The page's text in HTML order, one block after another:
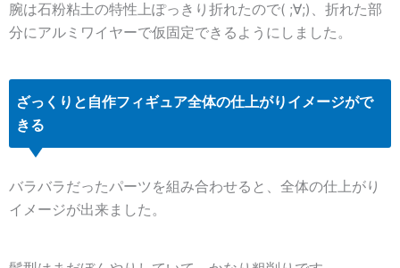
腕は石粉粘土の特性上ぽっきり折れたので( ;∀;)、折れた部
分にアルミワイヤーで仮固定できるようにしました。
ざっくりと自作フィギュア全体の仕上がりイメージがで
きる
バラバラだったパーツを組み合わせると、全体の仕上がり
イメージが出来ました。